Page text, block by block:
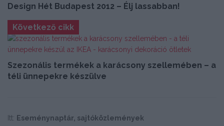
Design Hét Budapest 2012 – Élj lassabban!
Következő cikk
Szezonális termékek a karácsony szellemében – a
téli ünnepekre készülve
Itt: Eseménynaptár, sajtóközlemények